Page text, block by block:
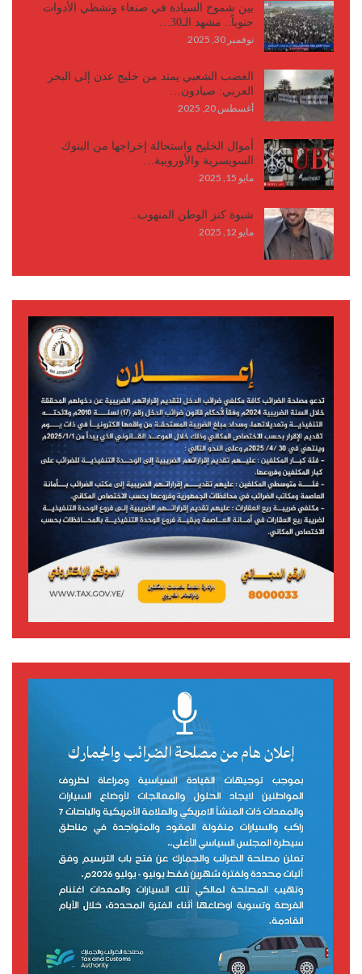
بين شموخ السيادة في صنعاء وتشظي الأدوات
جنوباً.. مشهد الـ30…
نوفمبر 30, 2025
الغضب الشعبي يمتد من خليج عدن إلى البحر
العربي: صيادون…
أغسطس 20, 2025
أموال الخليج واستحالة إخراجها من البنوك
السويسرية والأوروبية…
مايو 15, 2025
شبوة كنز الوطن المنهوب..
مايو 12, 2025